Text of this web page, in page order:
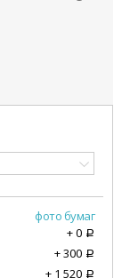
фото бумаг
+0 a
+300 a
+ 1 520 a